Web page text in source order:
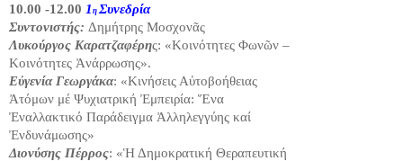
10.00 -12.00 1 η Συνεδρία
Συντονιστής: Δημήτρης Μοσχονᾶς
Λυκούργος Καρατζαφέρης: «Κοινότητες Φωνῶν –
Κοινότητες Ἀνάρρωσης».
Εὐγενία Γεωργάκα: «Κινήσεις Αὐτοβοήθειας
Ἀτόμων μέ Ψυχιατρική Ἐμπειρία: Ἕνα
Ἐναλλακτικό Παράδειγμα Ἀλληλεγγύης καί
Ἐνδυνάμωσης»
Διονύσης Πέρρος: «Ἡ Δημοκρατική Θεραπευτική